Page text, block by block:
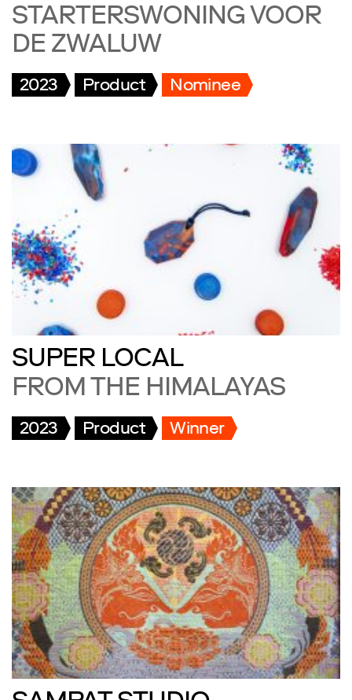
STARTERSWONING VOOR
DE ZWALUW
2023 Product Nominee
SUPER LOCAL
FROM THE HIMALAYAS
2023 Product Winner